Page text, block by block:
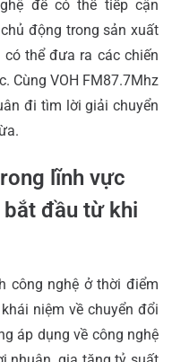
để có thể tiếp cận
động trong sản xuất
thể đưa ra các chiến
Cùng VOH FM87.7Mhz
đi tìm lời giải chuyển
lĩnh vực
đầu từ khi
công nghệ ở thời điểm
niệm về chuyển đổi
áp dụng về công nghệ